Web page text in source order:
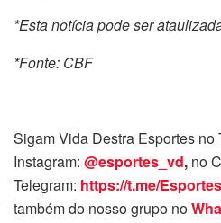
*Esta notícia pode ser
*Fonte: CBF
Sigam Vida Destra Esportes no
Instagram: @esportes_vd, no
Telegram: https://t.me/
também do nosso grupo no